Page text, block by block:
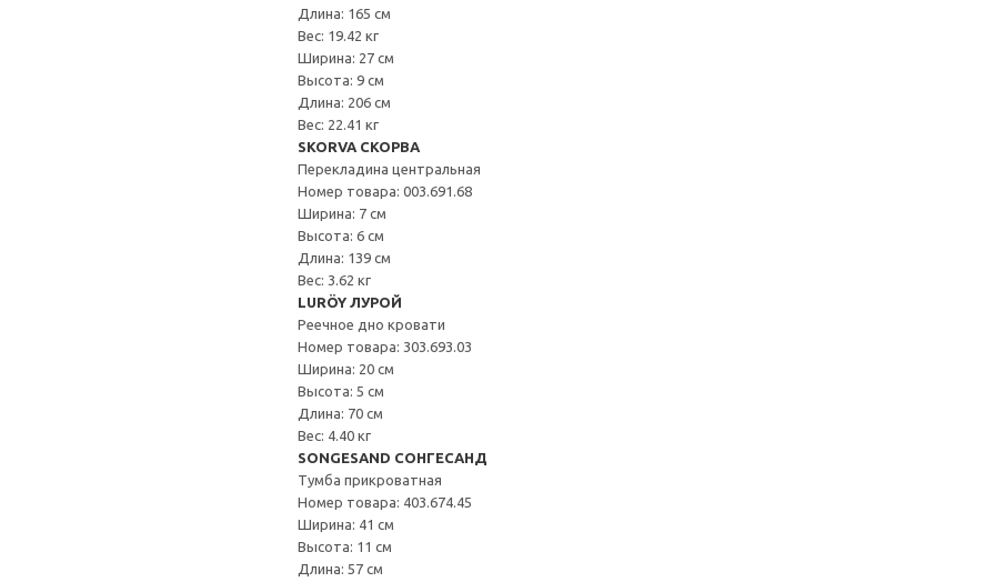
Длина: 165 см
Вес: 19.42 кг
Ширина: 27 см
Высота: 9 см
Длина: 206 см
Вес: 22.41 кг
SKORVA СКОРВА
Перекладина центральная
Номер товара: 003.691.68
Ширина: 7 см
Высота: 6 см
Длина: 139 см
Вес: 3.62 кг
LURÖY ЛУРОЙ
Реечное дно кровати
Номер товара: 303.693.03
Ширина: 20 см
Высота: 5 см
Длина: 70 см
Вес: 4.40 кг
SONGESAND СОНГЕСАНД
Тумба прикроватная
Номер товара: 403.674.45
Ширина: 41 см
Высота: 11 см
Длина: 57 см